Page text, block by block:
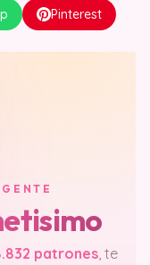
Pinterest
patrones, te